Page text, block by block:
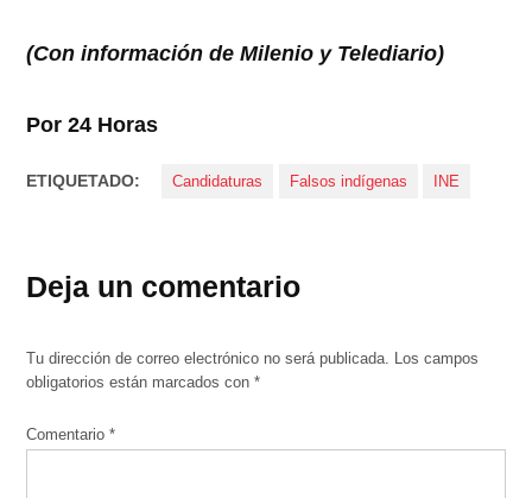
(Con información de Milenio y Telediario)
Por 24 Horas
ETIQUETADO: Candidaturas Falsos indígenas INE
Deja un comentario
Tu dirección de correo electrónico no será publicada. Los campos
obligatorios están marcados con*
Comentario*